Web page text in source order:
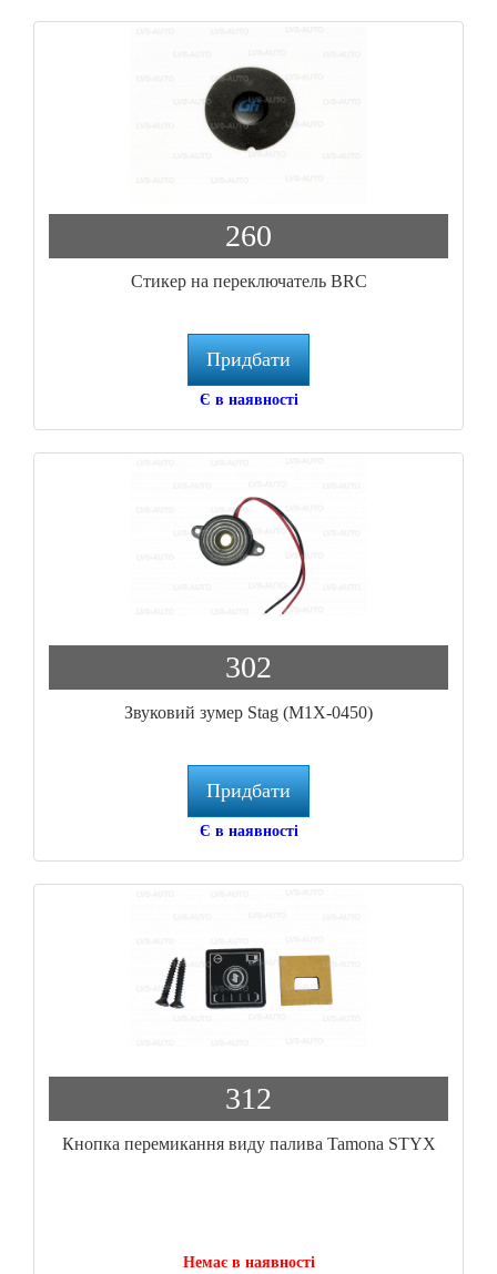
260
Стикер на переключатель BRC
Придбати
Є в наявності
302
Звуковий зумер Stag (M1X-0450)
Придбати
Є в наявності
312
Кнопка перемикання виду палива Tamona STYX
Немає в наявності